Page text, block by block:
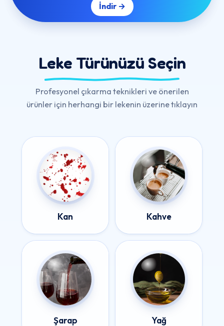
İndir →
Leke Türünüzü Seçin
Profesyonel çıkarma teknikleri ve önerilen
ürünler için herhangi bir lekenin üzerine tıklayın
Kan Kahve
Şarap Yağ